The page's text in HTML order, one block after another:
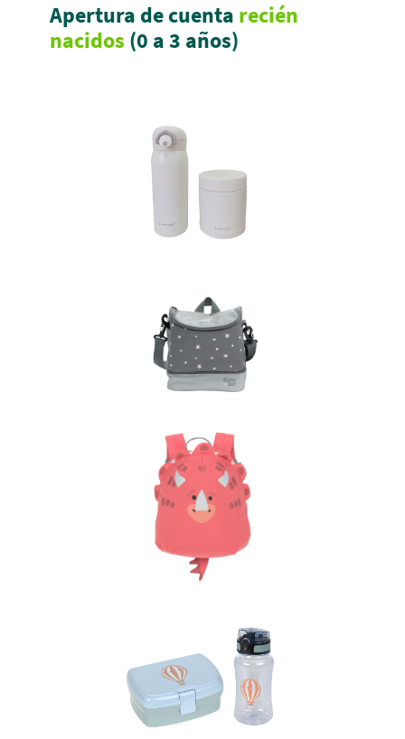
Apertura de cuenta recién
nacidos (0 a 3 años)